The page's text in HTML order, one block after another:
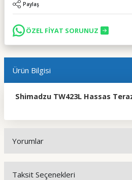
Paylaş
ÖZEL FİYAT SORUNUZ
Ürün Bilgisi
Shimadzu TW423L Hassas
Yorumlar
Taksit Seçenekleri